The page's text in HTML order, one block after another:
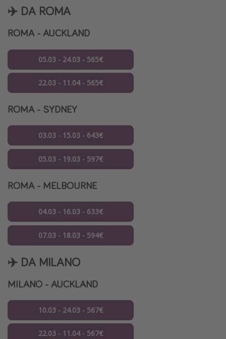
✈️ DA ROMA
ROMA - AUCKLAND
05.03 - 24.03 - 565€
22.03 - 11.04 - 565€
ROMA - SYDNEY
03.03 - 15.03 - 643€
05.03 - 19.03 - 597€
ROMA - MELBOURNE
04.03 - 16.03 - 633€
07.03 - 18.03 - 594€
✈️ DA MILANO
MILANO - AUCKLAND
10.03 - 24.03 - 567€
22.03 - 11.04 - 567€